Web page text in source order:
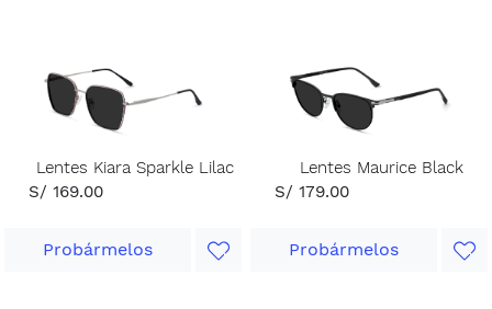
Lentes Kiara Sparkle Lilac
S/ 169.00
Probármelos
Lentes Maurice Black
S/ 179.00
Probármelos